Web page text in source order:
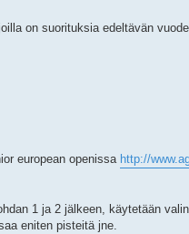
on suorituksia edeltävän
european openissa http://
1 ja 2 jälkeen, käytetään
eniten pisteitä jne.